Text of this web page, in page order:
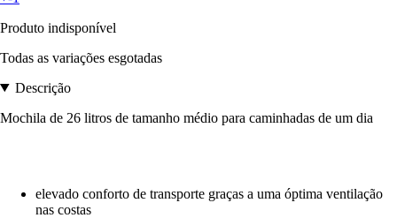
Produto indisponível
Todas as variações esgotadas
Descrição
Mochila de 26 litros de tamanho médio para caminhadas de um dia
elevado conforto de transporte graças a uma óptima ventilação
nas costas